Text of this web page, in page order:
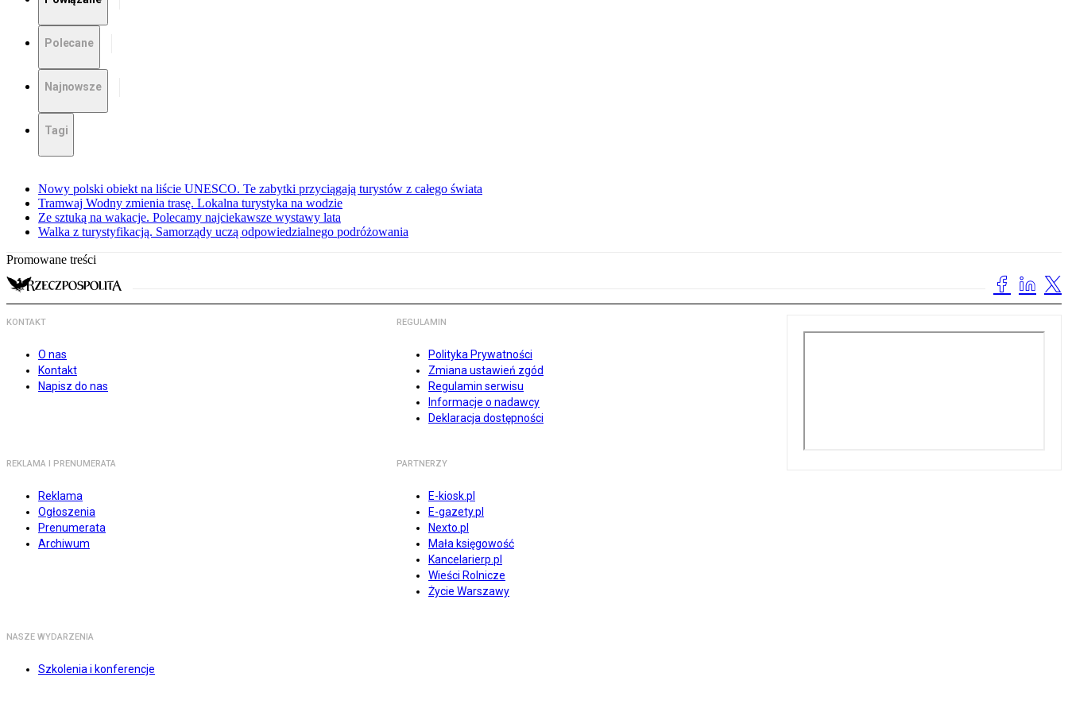
Polecane
Najnowsze
Tagi
Nowy polski obiekt na liście UNESCO. Te zabytki przyciągają turystów z całego świata
Tramwaj Wodny zmienia trasę. Lokalna turystyka na wodzie
Ze sztuką na wakacje. Polecamy najciekawsze wystawy lata
Walka z turystyfikacją. Samorządy uczą odpowiedzialnego podróżowania
Promowane treści
KONTAKT
O nas
Kontakt
Napisz do nas
REGULAMIN
Polityka Prywatności
Zmiana ustawień zgód
Regulamin serwisu
Informacje o nadawcy
Deklaracja dostępności
REKLAMA I PRENUMERATA
Reklama
Ogłoszenia
Prenumerata
Archiwum
PARTNERZY
E-kiosk.pl
E-gazety.pl
Nexto.pl
Mała księgowość
Kancelarierp.pl
Wieści Rolnicze
Życie Warszawy
NASZE WYDARZENIA
Szkolenia i konferencje